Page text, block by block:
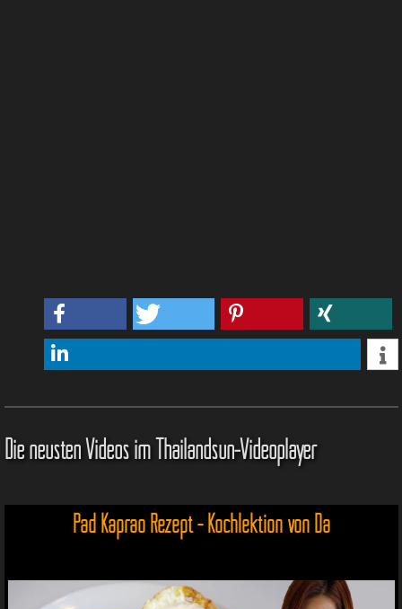
Die neusten Videos im Thailandsun-Videoplayer
Pad Kaprao Rezept - Kochlektion von Da